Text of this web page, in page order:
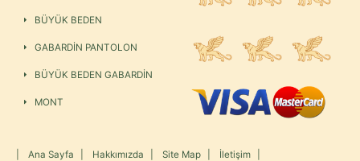
BÜYÜK BEDEN
GABARDİN PANTOLON
BÜYÜK BEDEN GABARDİN
MONT
Ana Sayfa Hakkımızda Site Map İletişim